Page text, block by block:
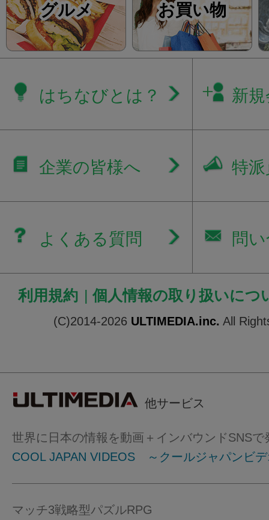
グルメ お買い物
はちなびとは？ 新
企業の皆様へ 特
よくある質問 問
利用規約 | 個人情報の取り扱いにつ
(C)2014-2026 ULTIMEDIA.inc. All
他サービス
世界に日本の情報を動画＋インバウンドSNSで
COOL JAPAN VIDEOS ～クールジャパンビ
マッチ3戦略型パズルRPG